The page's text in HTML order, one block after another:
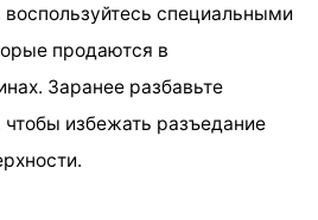
воспользуйтесь специальными
продаются в
Заранее разбавьте
чтобы избежать разъедание